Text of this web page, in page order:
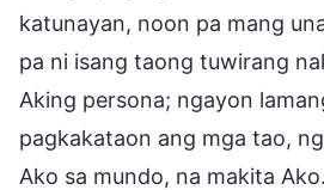
katunayan, noon pa mang
pa ni isang taong tuwirang
Aking persona; ngayon
pagkakataon ang mga tao,
Ako sa mundo, na makita